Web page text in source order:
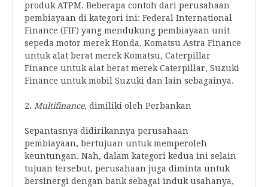
produk ATPM. Beberapa contoh dari perusahaan
pembiayaan di kategori ini: Federal International
Finance (FIF) yang mendukung pembiayaan unit
sepeda motor merek Honda, Komatsu Astra Finance
untuk alat berat merek Komatsu, Caterpillar
Finance untuk alat berat merek Caterpillar, Suzuki
Finance untuk mobil Suzuki dan lain sebagainya.
2. Multifinance, dimiliki oleh Perbankan
Sepantasnya didirikannya perusahaan
pembiayaan, bertujuan untuk memperoleh
keuntungan. Nah, dalam kategori kedua ini selain
tujuan tersebut, perusahaan juga diminta untuk
bersinergi dengan bank sebagai induk usahanya,